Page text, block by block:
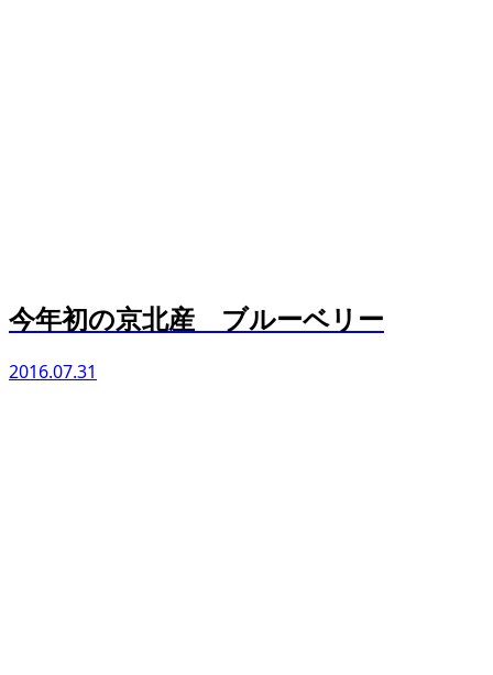
今年初の京北産 ブルーベリー
2016.07.31